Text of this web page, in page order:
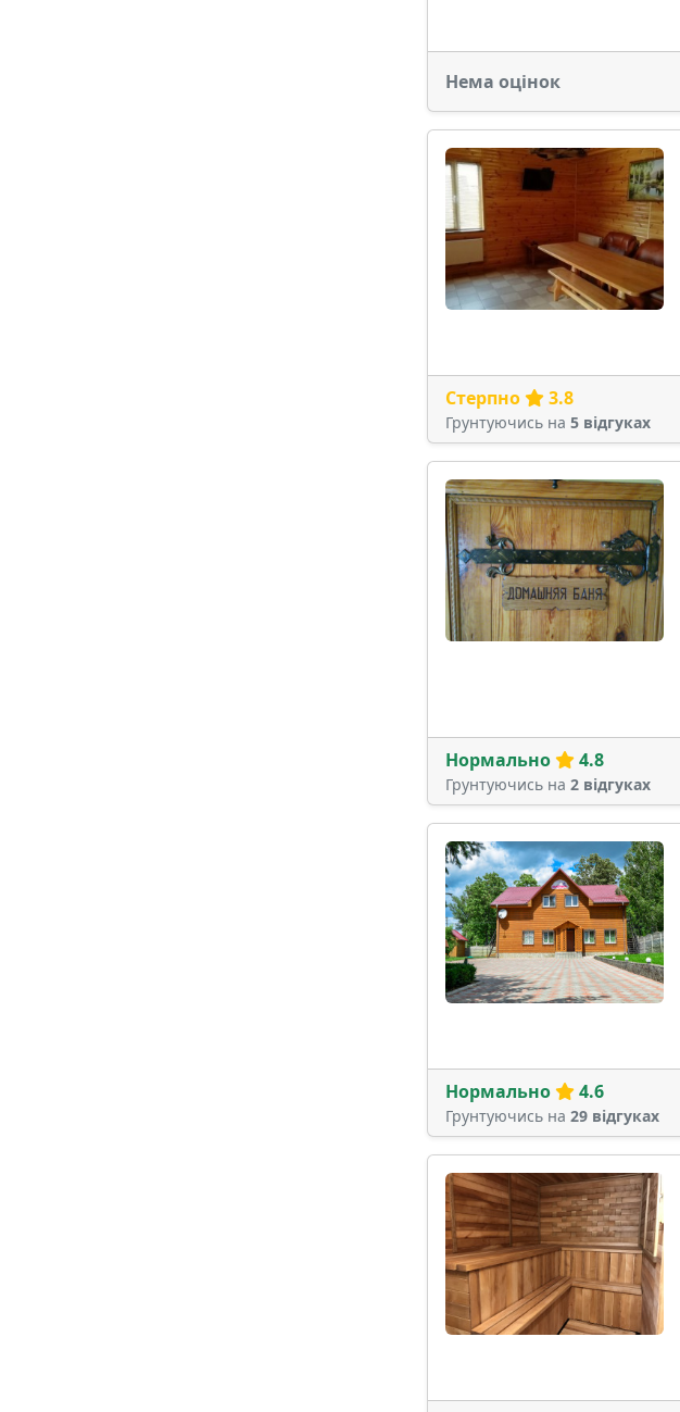
Нема оцінок
Стерпно 3.8
Грунтуючись на 5 відгуках
Нормально 4.8
Грунтуючись на 2 відгуках
Нормально 4.6
Грунтуючись на 29 відгуках